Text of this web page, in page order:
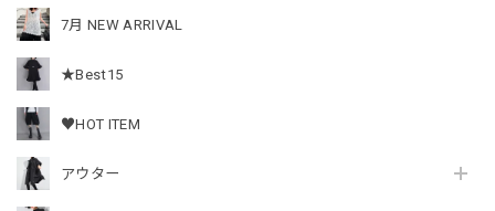
7月 NEW ARRIVAL
★Best15
♥HOT ITEM
アウター